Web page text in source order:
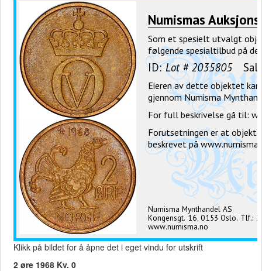
Klikk på bildet for å åpne det i eget vindu for utskrift
2 øre 1968 Kv. 0